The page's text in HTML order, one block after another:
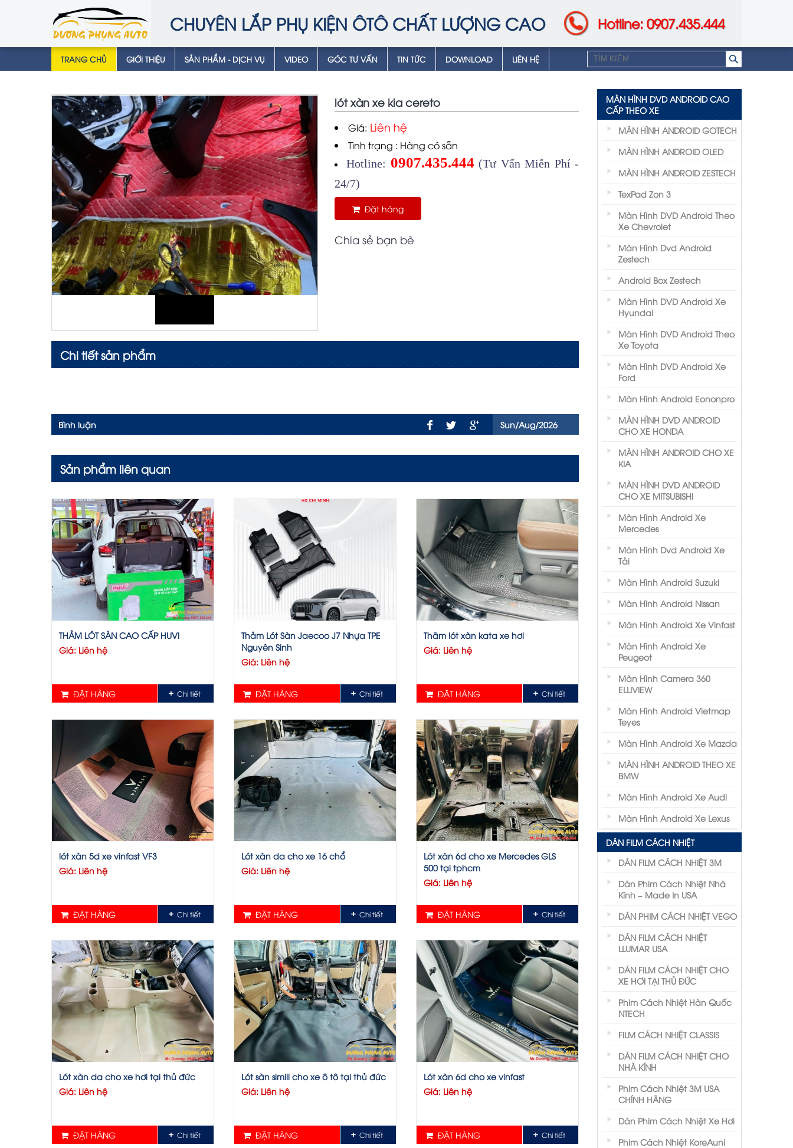
CHUYÊN LẮP PHỤ KIỆN ÔTÔ CHẤT LƯỢNG CAO Hotline: 0907.435.444
TRANG CHỦ GIỚI THIỆU SẢN PHẨM - DỊCH VỤ VIDEO GÓC TƯ VẤN TIN TỨC DOWNLOAD LIÊN HỆ
lót xàn xe kia cereto
Giá: Liên hệ
Tình trạng : Hàng có sẵn
Hotline: 0907.435.444 (Tư Vấn Miễn Phí -
24/7)
Đặt hàng
Chia sẻ bạn bè
Chi tiết sản phẩm
Bình luận Sun/Aug/2026
Sản phẩm liên quan
THẢM LÓT SÀN CAO CẤP HUVI
Giá: Liên hệ
ĐẶT HÀNG Chi tiết
Thảm Lót Sàn Jaecoo J7 Nhựa TPE
Nguyên Sinh
Giá: Liên hệ
ĐẶT HÀNG Chi tiết
Thãm lót xàn kata xe hơi
Giá: Liên hệ
ĐẶT HÀNG Chi tiết
lót xàn 5d xe vinfast VF3
Giá: Liên hệ
ĐẶT HÀNG Chi tiết
Lót xàn da cho xe 16 chổ
Giá: Liên hệ
ĐẶT HÀNG Chi tiết
Lót xàn 6d cho xe Mercedes GLS
500 tại tphcm
Giá: Liên hệ
ĐẶT HÀNG Chi tiết
Lót xàn da cho xe hơi tại thủ đức
Giá: Liên hệ
ĐẶT HÀNG Chi tiết
Lót sàn simili cho xe ô tô tại thủ đức
Giá: Liên hệ
ĐẶT HÀNG Chi tiết
Lót xàn 6d cho xe vinfast
Giá: Liên hệ
ĐẶT HÀNG Chi tiết
MÀN HÌNH DVD ANDROID CAO
CẤP THEO XE
MÀN HÌNH ANDROID GOTECH
MÀN HÌNH ANDROID OLED
MÀN HÌNH ANDROID ZESTECH
TexPad Zon 3
Màn Hình DVD Android Theo
Xe Chevrolet
Màn Hình Dvd Android
Zestech
Android Box Zestech
Màn Hình DVD Android Xe
Hyundai
Màn Hình DVD Android Theo
Xe Toyota
Màn Hình DVD Android Xe
Ford
Màn Hình Android Eononpro
MÀN HÌNH DVD ANDROID
CHO XE HONDA
MÀN HÌNH ANDROID CHO XE
KIA
MÀN HÌNH DVD ANDROID
CHO XE MITSUBISHI
Màn Hình Android Xe
Mercedes
Màn Hình Dvd Android Xe
Tải
Màn Hình Android Suzuki
Màn Hình Android Nissan
Màn Hình Android Xe Vinfast
Màn Hình Android Xe
Peugeot
Màn Hình Camera 360
ELLIVIEW
Màn Hình Android Vietmap
Teyes
Màn Hình Android Xe Mazda
MÀN HÌNH ANDROID THEO XE
BMW
Màn Hình Android Xe Audi
Màn Hình Android Xe Lexus
DÁN FILM CÁCH NHIỆT
DÁN FILM CÁCH NHIỆT 3M
Dán Phim Cách Nhiệt Nhà
Kính – Made In USA
DÁN PHIM CÁCH NHIỆT VEGO
DÁN FILM CÁCH NHIỆT
LLUMAR USA
DÁN FILM CÁCH NHIỆT CHO
XE HƠI TẠI THỦ ĐỨC
Phim Cách Nhiệt Hàn Quốc
NTECH
FILM CÁCH NHIỆT CLASSIS
DÁN FILM CÁCH NHIỆT CHO
NHÀ KÍNH
Phim Cách Nhiệt 3M USA
CHÍNH HÃNG
Dán Phim Cách Nhiệt Xe Hơi
Phim Cách Nhiệt KoreAuni